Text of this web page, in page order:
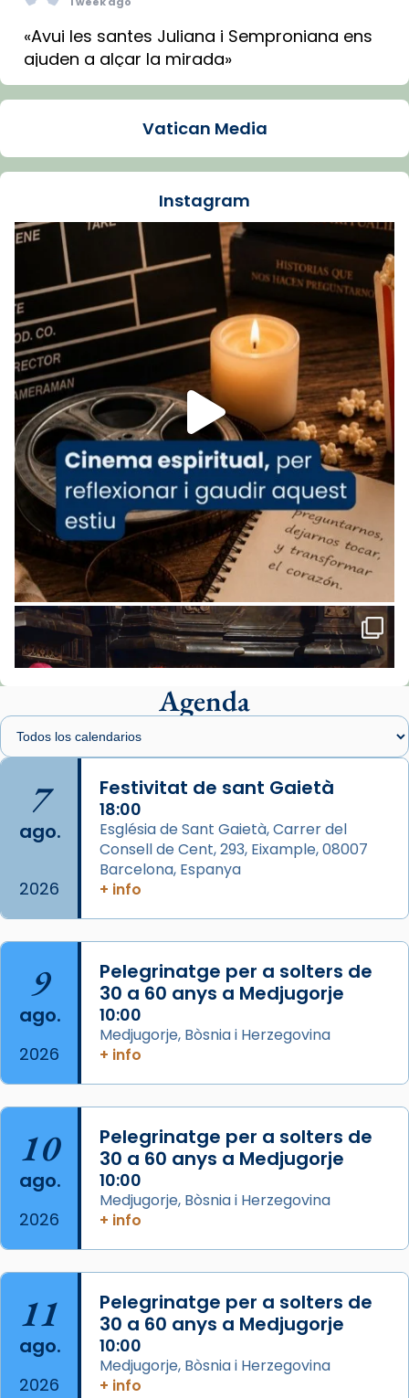
«Avui les santes Juliana i Semproniana ens
ajuden a alçar la mirada»
Mons. Sergi Gordo, bisbe de Tortosa, ha
Santes de Mataró.
🔗tinyurl.com/cvu5jmbk
Foto
View on Facebook Share
Arquebisbat de Barcelonais at Catedral
de Barcelona.
1 week ago
Aquest dilluns, 27 de juliol, ha tingut lloc la
missa d’acció de gràcies en agraïment al
comitè organitzador de la visita apostòlica
del Sant Pare Lleó XIV a Barcelona, i als
col·laboradors, a la Catedral de Barcelona.
L’arquebisbe de Barcelona, el cardenal Joan
Josep Omella, ha presidit la missa i l’ha
concelebrat el bisbe auxiliar de Barcelona,
Mons. David Abadías.
📸 Dr. G. Simón
Foto
View on Facebook Share
Arquebisbat de Barcelona
1 week ago
Memòria de les santes Juliana i
Semproniana, verges i màrtirs.
Acompanyant la història de sant Cugat, a
partir de l’Edat Mitjana sorgeix la tradició
que les santes Juliana (“relatiu a Júlia”) i
Semproniana (“relatiu a Semprònia =
eterna”) són deixebles seves. I l’any 1667, el
frare Joan Gaspar Roig, afirma en una obra
que les santes són filles de l’antiga Iluro.
Mataró en reivindicarà les relíq
...Ver más
Foto
View on Facebook
Jaume, fill de Zebedeu, és juntament amb el
seu germà Joan i Pere un dels que
acompanyava més de prop Jesús.
Segons el llibre dels Fets (12,2) fou el primer
apòstol màrtir, decapitat a Jerusalem per
Herodes Agripa (vers l'any 44).
Patró de Galícia, després de les invasions
musulmanes fou venerat com a patró dels
Regnes castellans i més tard de tota
Espanya.
Vatican Media
Instagram
Agenda
7
ago.
2026
Festivitat de sant Gaietà
18:00
Església de Sant Gaietà, Carrer del
Consell de Cent, 293, Eixample, 08007
Barcelona, Espanya
+ info
9
ago.
2026
Pelegrinatge per a solters de
30 a 60 anys a Medjugorje
10:00
Medjugorje, Bòsnia i Herzegovina
+ info
10
ago.
2026
Pelegrinatge per a solters de
30 a 60 anys a Medjugorje
10:00
Medjugorje, Bòsnia i Herzegovina
+ info
11
ago.
2026
Pelegrinatge per a solters de
30 a 60 anys a Medjugorje
10:00
Medjugorje, Bòsnia i Herzegovina
+ info